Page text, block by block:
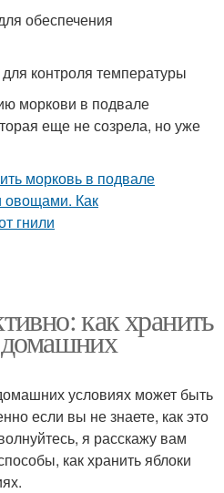
обеспечения
контроля температуры
моркови в подвале
еще не созрела, но уже
как хранить
условиях может быть
если вы не знаете, как это
я расскажу вам
как хранить яблоки